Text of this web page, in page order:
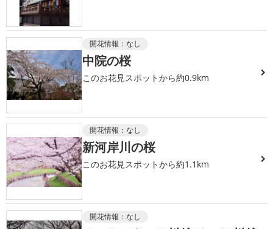
開花情報： なし
中院の桜
このお花見スポットから約0.9km
開花情報： なし
新河岸川の桜
このお花見スポットから約1.1km
開花情報： なし